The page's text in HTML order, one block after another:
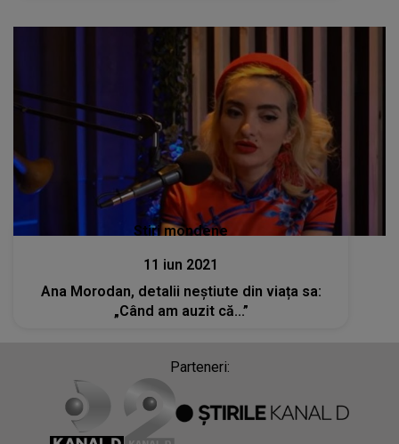
Stiri mondene
11 iun 2021
Ana Morodan, detalii neștiute din viața sa:
„Când am auzit că...”
Parteneri: